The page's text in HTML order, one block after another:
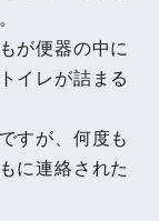
が便器の中に
イレが詰まる
すが、何度も
に連絡された